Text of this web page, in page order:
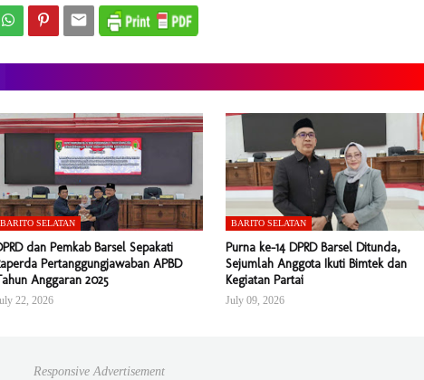
BARITO SELATAN
dan Pemkab Barsel Sepakati
Pertanggungjawaban APBD
Anggaran 2025
22, 2026
BARITO SELATAN
Purna ke-14 DPRD Barsel Ditunda,
Sejumlah Anggota Ikuti Bimtek dan
Kegiatan Partai
July 09, 2026
Responsive Advertisement